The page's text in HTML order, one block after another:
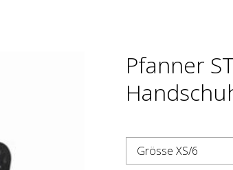
Pfanner
Grösse XS/6